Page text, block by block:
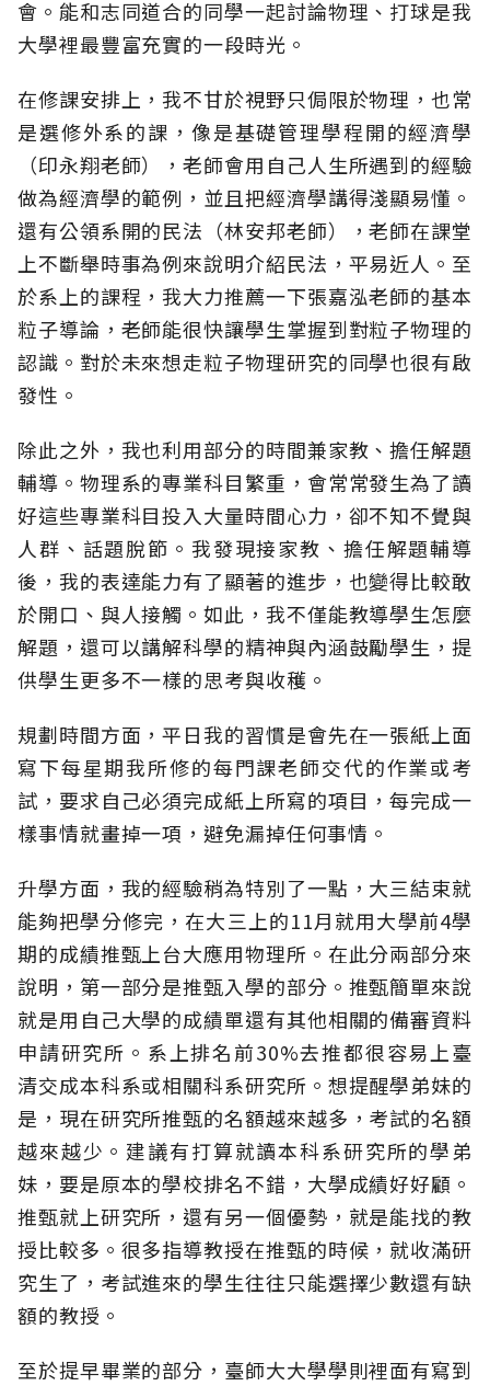
會。能和志同道合的同學一起討論物理、打球是我
大學裡最豐富充實的一段時光。
在修課安排上，我不甘於視野只侷限於物理，也常
是選修外系的課，像是基礎管理學程開的經濟學
（印永翔老師），老師會用自己人生所遇到的經驗
做為經濟學的範例，並且把經濟學講得淺顯易懂。
還有公領系開的民法（林安邦老師），老師在課堂
上不斷舉時事為例來說明介紹民法，平易近人。至
於系上的課程，我大力推薦一下張嘉泓老師的基本
粒子導論，老師能很快讓學生掌握到對粒子物理的
認識。對於未來想走粒子物理研究的同學也很有啟
發性。
除此之外，我也利用部分的時間兼家教、擔任解題
輔導。物理系的專業科目繁重，會常常發生為了讀
好這些專業科目投入大量時間心力，卻不知不覺與
人群、話題脫節。我發現接家教、擔任解題輔導
後，我的表達能力有了顯著的進步，也變得比較敢
於開口、與人接觸。如此，我不僅能教導學生怎麼
解題，還可以講解科學的精神與內涵鼓勵學生，提
供學生更多不一樣的思考與收穫。
規劃時間方面，平日我的習慣是會先在一張紙上面
寫下每星期我所修的每門課老師交代的作業或考
試，要求自己必須完成紙上所寫的項目，每完成一
樣事情就畫掉一項，避免漏掉任何事情。
升學方面，我的經驗稍為特別了一點，大三結束就
能夠把學分修完，在大三上的11月就用大學前4學
期的成績推甄上台大應用物理所。在此分兩部分來
說明，第一部分是推甄入學的部分。推甄簡單來說
就是用自己大學的成績單還有其他相關的備審資料
申請研究所。系上排名前30%去推都很容易上臺
清交成本科系或相關科系研究所。想提醒學弟妹的
是，現在研究所推甄的名額越來越多，考試的名額
越來越少。建議有打算就讀本科系研究所的學弟
妹，要是原本的學校排名不錯，大學成績好好顧。
推甄就上研究所，還有另一個優勢，就是能找的教
授比較多。很多指導教授在推甄的時候，就收滿研
究生了，考試進來的學生往往只能選擇少數還有缺
額的教授。
至於提早畢業的部分，臺師大大學學則裡面有寫到